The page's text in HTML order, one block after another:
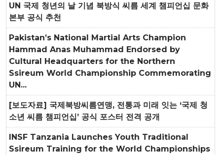
UN 국제 청년의 날 기념 북방식 씨름 세계 챔피언십 문화
본부 공식 추천
Pakistan’s National Martial Arts Champion
Hammad Anas Muhammad Endorsed by
Cultural Headquarters for the Northern
Ssireum World Championship Commemorating
UN...
[보도자료] 국제북방씨름연맹, 전통과 미래 잇는 ‘국제 청
소년 씨름 챔피언십’ 공식 포스터 전격 공개
INSF Tanzania Launches Youth Traditional
Ssireum Training for the World Championships